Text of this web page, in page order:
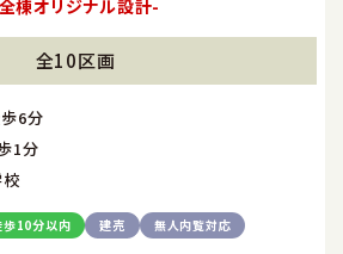
棟オリジナル設計-
全10区画
6分
1分
歩10分以内 建売 無人内覧対応